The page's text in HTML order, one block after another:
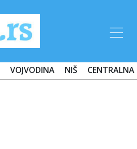
VOJVODINA NIŠ CENTRALNA